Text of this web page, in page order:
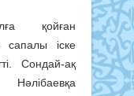
қойған
іске
Сондай-ақ